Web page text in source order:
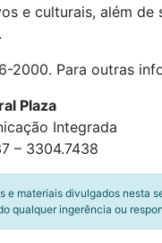
e culturais, além
2000. Para outras
Plaza
Integrada
– 3304.7438
e materiais divulgados nesta
qualquer ingerência ou